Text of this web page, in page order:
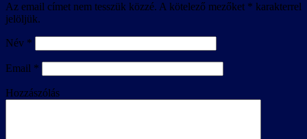
Az email címet nem tesszük közzé. A kötelező mezőket * karakterrel
jelöljük.
Név *
Email *
Hozzászólás